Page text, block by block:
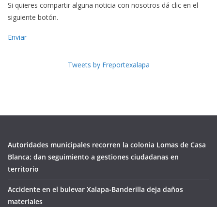
Si quieres compartir alguna noticia con nosotros dá clic en el
siguiente botón.
Enviar
Tweets by Freportexalapa
Autoridades municipales recorren la colonia Lomas de Casa
Blanca; dan seguimiento a gestiones ciudadanas en
territorio
Accidente en el bulevar Xalapa-Banderilla deja daños
materiales